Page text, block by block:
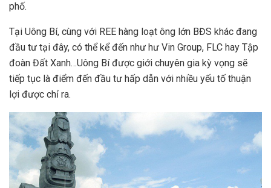
phố.
Tại Uông Bí, cùng với REE hàng loạt ông lớn BĐS khác đang
đầu tư tại đây, có thể kể đến như hư Vin Group, FLC hay Tập
đoàn Đất Xanh…Uông Bí được giới chuyên gia kỳ vọng sẽ
tiếp tục là điểm đến đầu tư hấp dẫn với nhiều yếu tố thuận
lợi được chỉ ra.